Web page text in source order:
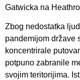
Gatwicka na
Zbog nedostatka
pandemijom države
koncentrirale
potpuno zabranile
svojim teritorijima.